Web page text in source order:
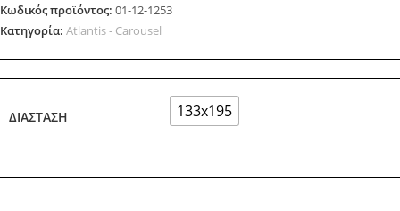
Κωδικός προϊόντος: 01-12-1253
Κατηγορία: Atlantis - Carousel
ΔΙΆΣΤΑΣΗ 133x195